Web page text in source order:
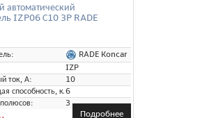
автоматический
IZP06 С10 3P RADE
RADE Koncar
IZP
ток, А:
10
способность, кА:
6
3
Подробнее